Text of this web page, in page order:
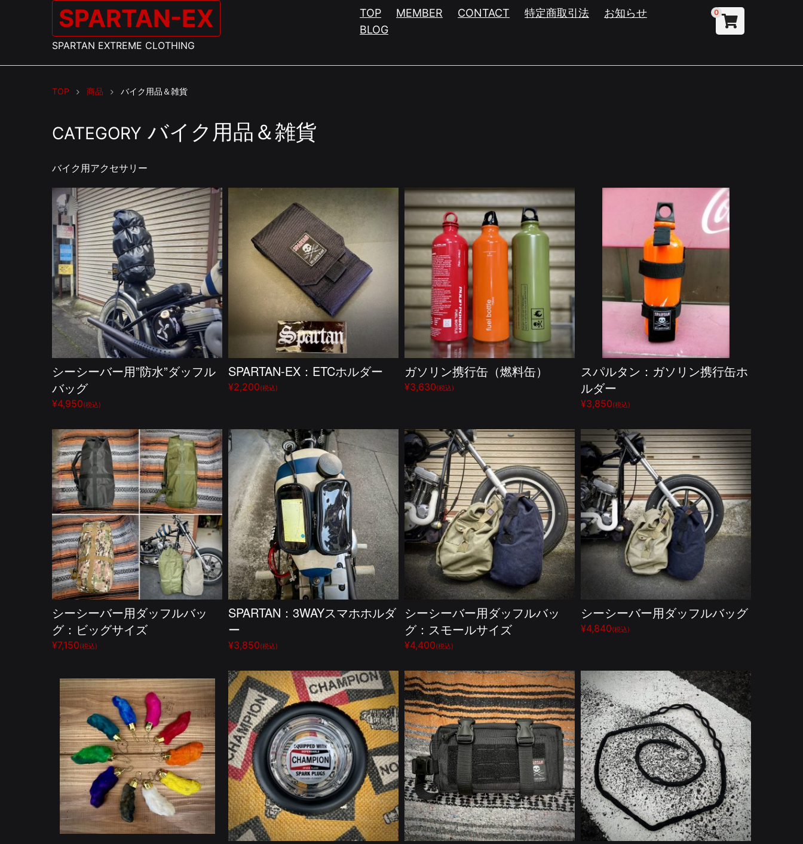
SPARTAN-EX
SPARTAN EXTREME CLOTHING
0
TOP MEMBER CONTACT 特定商取引法
お知らせ
BLOG
TOP 商品 バイク用品＆雑貨
CATEGORY バイク用品＆雑貨
バイク用アクセサリー
シーシーバー用”防水”ダッフル
バッグ
¥4,950(税込)
SPARTAN-EX：ETCホルダー
¥2,200(税込)
ガソリン携行缶（燃料缶）
¥3,630(税込)
スパルタン：ガソリン携行缶ホ
ルダー
¥3,850(税込)
シーシーバー用ダッフルバッ
グ：ビッグサイズ
¥7,150(税込)
SPARTAN：3WAYスマホホルダ
ー
¥3,850(税込)
シーシーバー用ダッフルバッ
グ：スモールサイズ
¥4,400(税込)
シーシーバー用ダッフルバッグ
¥4,840(税込)